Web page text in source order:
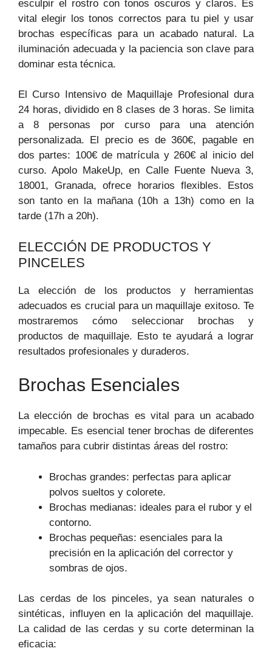
esculpir el rostro con tonos oscuros y claros. Es
vital elegir los tonos correctos para tu piel y usar
brochas específicas para un acabado natural. La
iluminación adecuada y la paciencia son clave para
dominar esta técnica.
El Curso Intensivo de Maquillaje Profesional dura
24 horas, dividido en 8 clases de 3 horas. Se limita
a 8 personas por curso para una atención
personalizada. El precio es de 360€, pagable en
dos partes: 100€ de matrícula y 260€ al inicio del
curso. Apolo MakeUp, en Calle Fuente Nueva 3,
18001, Granada, ofrece horarios flexibles. Estos
son tanto en la mañana (10h a 13h) como en la
tarde (17h a 20h).
ELECCIÓN DE PRODUCTOS Y
PINCELES
La elección de los productos y herramientas
adecuados es crucial para un maquillaje exitoso. Te
mostraremos cómo seleccionar brochas y
productos de maquillaje. Esto te ayudará a lograr
resultados profesionales y duraderos.
Brochas Esenciales
La elección de brochas es vital para un acabado
impecable. Es esencial tener brochas de diferentes
tamaños para cubrir distintas áreas del rostro:
Brochas grandes: perfectas para aplicar
polvos sueltos y colorete.
Brochas medianas: ideales para el rubor y el
contorno.
Brochas pequeñas: esenciales para la
precisión en la aplicación del corrector y
sombras de ojos.
Las cerdas de los pinceles, ya sean naturales o
sintéticas, influyen en la aplicación del maquillaje.
La calidad de las cerdas y su corte determinan la
eficacia: